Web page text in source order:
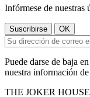
Infórmese de nuestras
Puede darse de baja
nuestra información
THE JOKER HOUSE